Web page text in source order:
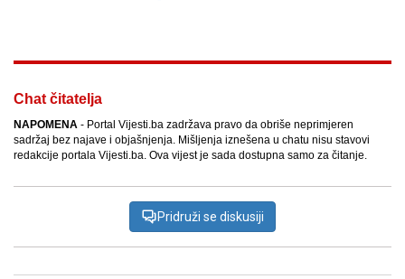
Chat čitatelja
NAPOMENA - Portal Vijesti.ba zadržava pravo da obriše neprimjeren
sadržaj bez najave i objašnjenja. Mišljenja iznešena u chatu nisu stavovi
redakcije portala Vijesti.ba. Ova vijest je sada dostupna samo za čitanje.
Pridruži se diskusiji